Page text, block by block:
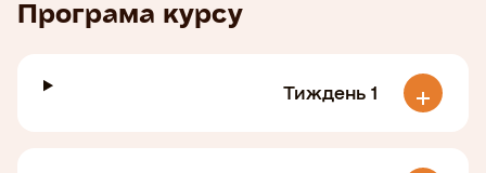
Програма курсу
Тиждень 1